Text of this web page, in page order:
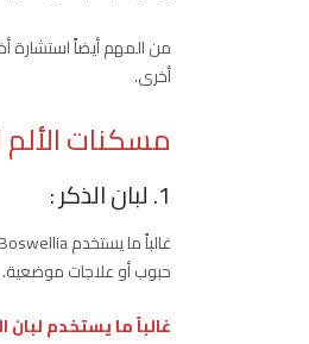
من المهم أيضاً استشارة
أخرى.
مسكنات الألم
1. لبان الذكر :
حبوب أو علاجات موضعية.
غالباً ما يستخدم لبان